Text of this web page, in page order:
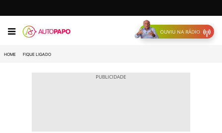
OUVIU NA RÁDIO
HOME FIQUE LIGADO